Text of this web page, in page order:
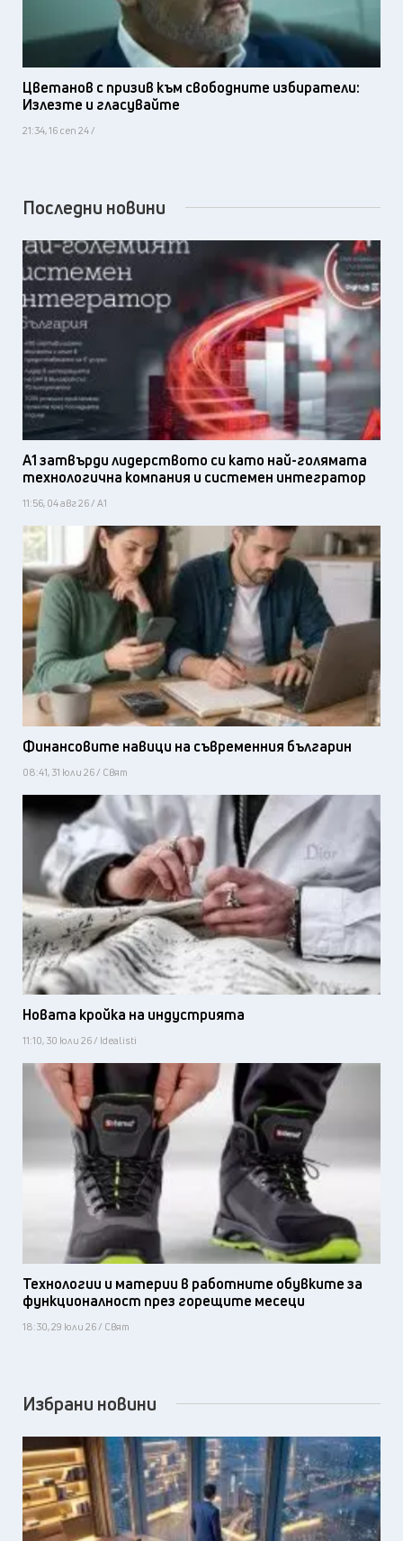
Цветанов с призив към свободните избиратели:
Излезте и гласувайте
21:34, 16 сеп 24 /
Последни новини
А1 затвърди лидерството си като най-голямата
технологична компания и системен интегратор
11:56, 04 авг 26 / А1
Финансовите навици на съвременния българин
08:41, 31 юли 26 / Свят
Новата кройка на индустрията
11:10, 30 юли 26 / Idealisti
Технологии и материи в работните обувките за
функционалност през горещите месеци
18:30, 29 юли 26 / Свят
Избрани новини